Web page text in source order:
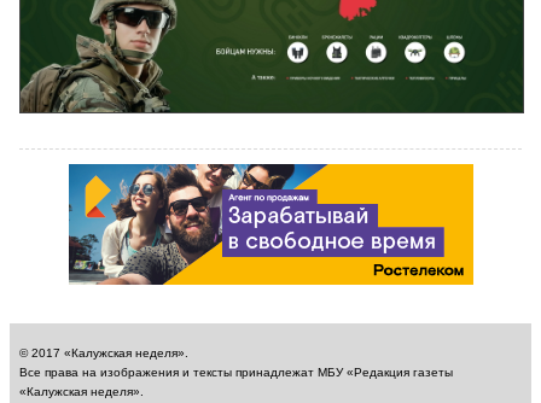
© 2017 «Калужская неделя».
Все права на изображения и тексты принадлежат МБУ «Редакция газеты
«Калужская неделя».